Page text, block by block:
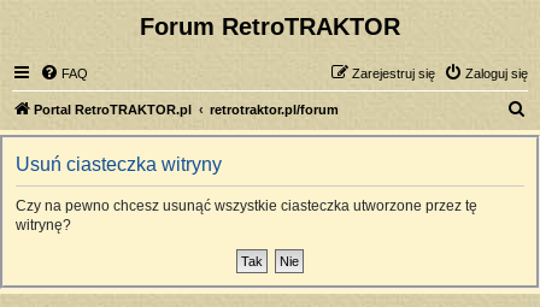
Forum RetroTRAKTOR
FAQ Zaloguj się
Zarejestruj się
Portal RetroTRAKTOR.pl retrotraktor.pl/forum
z
Usuń ciasteczka witryny
Czy na pewno chcesz usunąć wszystkie ciasteczka utworzone przez tę
witrynę?